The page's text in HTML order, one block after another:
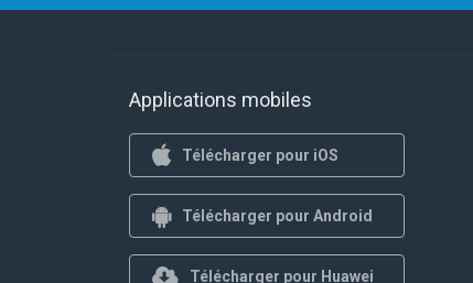
Applications mobiles
Télécharger pour iOS
Télécharger pour Android
Télécharger pour Huawei